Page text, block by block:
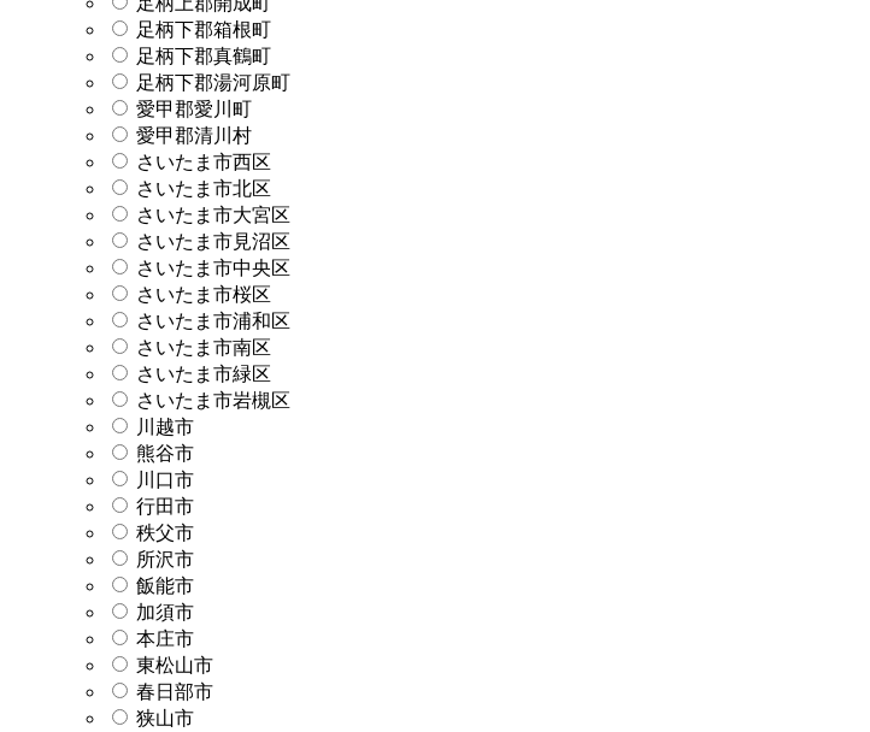
足柄下郡箱根町
足柄下郡真鶴町
足柄下郡湯河原町
愛甲郡愛川町
愛甲郡清川村
さいたま市西区
さいたま市北区
さいたま市大宮区
さいたま市見沼区
さいたま市中央区
さいたま市桜区
さいたま市浦和区
さいたま市南区
さいたま市緑区
さいたま市岩槻区
川越市
熊谷市
川口市
行田市
秩父市
所沢市
飯能市
加須市
本庄市
東松山市
春日部市
狭山市